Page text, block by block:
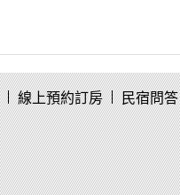
線上預約訂房
民宿問答